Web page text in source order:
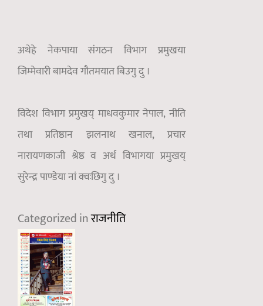
अथेहे नेकपाया संगठन विभाग प्रमुखया
जिम्मेवारी बामदेव गौतमयात बिउगु दु ।
विदेश विभाग प्रमुखय् माधवकुमार नेपाल, नीति
तथा प्रतिष्ठान झलनाथ खनाल, प्रचार
नारायणकाजी श्रेष्ठ व अर्थ विभागया प्रमुखय्
सुरेन्द्र पाण्डेया नां क्वःछिगु दु ।
Categorized inराजनीति